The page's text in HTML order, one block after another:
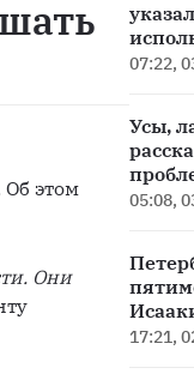
этом
Они
07:22,
Усы,
05:08,
17:21,